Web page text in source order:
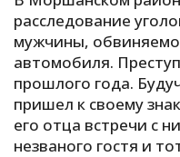
А
Б
В
расследование
мужчины,
автомобиля.
прошлого года.
пришел к своему
его отца встречи с
незваного гостя и